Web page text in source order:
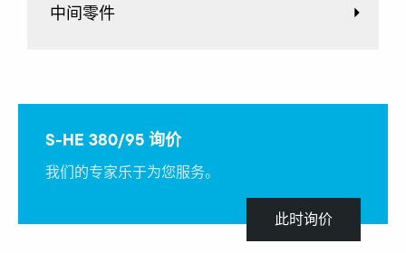
中间零件
S-HE 380/95 询价
我们的专家乐于为您服务。
此时询价